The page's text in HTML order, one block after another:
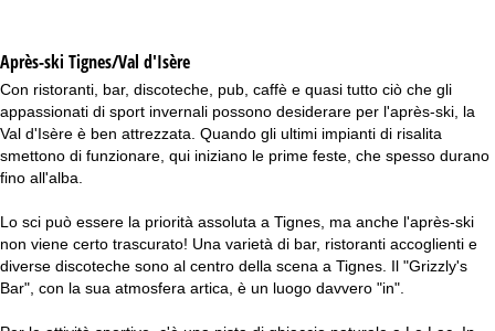
Après-ski Tignes/Val d'Isère
Con ristoranti, bar, discoteche, pub, caffè e quasi tutto ciò che gli
appassionati di sport invernali possono desiderare per l'après-ski, la
Val d'Isère è ben attrezzata. Quando gli ultimi impianti di risalita
smettono di funzionare, qui iniziano le prime feste, che spesso durano
fino all'alba.
Lo sci può essere la priorità assoluta a Tignes, ma anche l'après-ski
non viene certo trascurato! Una varietà di bar, ristoranti accoglienti e
diverse discoteche sono al centro della scena a Tignes. Il "Grizzly's
Bar", con la sua atmosfera artica, è un luogo davvero "in".